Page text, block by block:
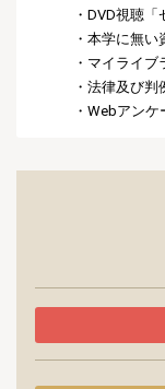
・DVD視聴「ゼ
・本学に無い資
・マイライブラ
・法律及び判例
・Webアンケ